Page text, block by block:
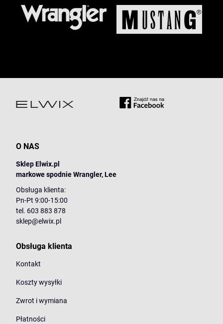
O NAS
Sklep Elwix.pl
markowe spodnie Wrangler, Lee
Obsługa klienta:
Pn-Pt 9:00-15:00
tel. 603 883 878
sklep@elwix.pl
Obsługa klienta
Kontakt
Koszty wysyłki
Zwrot i wymiana
Płatności